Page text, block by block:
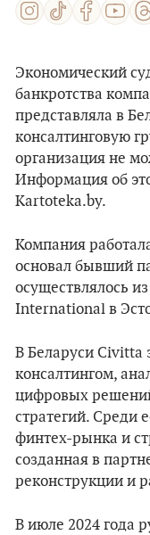
Экономический
банкротства
представляла в
консалтинговую
организация не
Информация об
Kartoteka.by.
Компания
основал бывший
осуществлялось
International в
В Беларуси Civitta
консалтингом,
цифровых
стратегий. Среди
финтех-рынка и
созданная в
реконструкции и
В июле 2024 года